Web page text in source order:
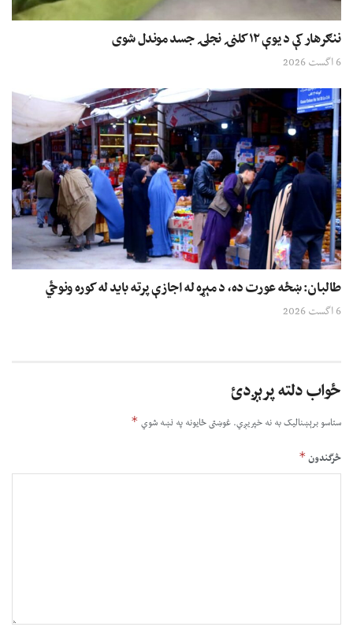
ننګرهار کې د یوې ۱۲ کلنۍ نجلۍ جسد موندل شوی
6 اگست 2026
طالبان: ښځه عورت ده، د مېړه له اجازې پرته باید له کوره ونوځي
6 اگست 2026
ځواب دلته پرېږدئ
ستاسو برېښناليک به نه خپريږي.غوښتى ځایونه په نښه شوي *
څرگندون*